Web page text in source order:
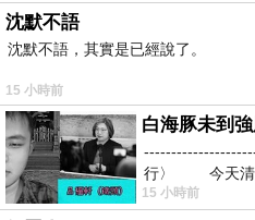
沈默不語
沈默不語，其實是已經說了。
15 小時前
白海豚未到
行〉 今天清晨
15 小時前